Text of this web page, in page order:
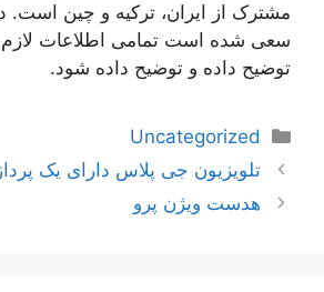
مشترک از ایران، ترکیه و چین است.
سعی شده است تمامی اطلاعات لازم
توضیح داده و توضیح داده شود.
دسته‌ها
Uncategorized
ناوبری
نوشته‌ها
تلویزیون جی پلاس دارای یک پردازنده ۴
هدست ویژن پرو